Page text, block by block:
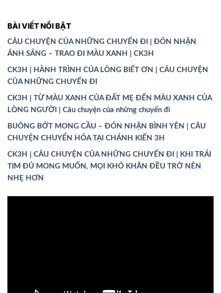
BÀI VIẾT NỔI BẬT
CÂU CHUYỆN CỦA NHỮNG CHUYẾN ĐI | ĐÓN NHẬN
ÁNH SÁNG – TRAO ĐI MÀU XANH | CK3H
CK3H | HÀNH TRÌNH CỦA LÒNG BIẾT ƠN | CÂU CHUYỆN
CỦA NHỮNG CHUYẾN ĐI
CK3H | TỪ MÀU XANH CỦA ĐẤT MẸ ĐẾN MÀU XANH CỦA
LÒNG NGƯỜI | Câu chuyện của những chuyến đi
BUÔNG BỚT MONG CẦU – ĐÓN NHẬN BÌNH YÊN | CÂU
CHUYỆN CHUYỂN HÓA TẠI CHÁNH KIẾN 3H
CK3H | CÂU CHUYỆN CỦA NHỮNG CHUYẾN ĐI | KHI TRÁI
TIM ĐỦ MONG MUỐN, MỌI KHÓ KHĂN ĐỀU TRỞ NÊN
NHẸ HƠN